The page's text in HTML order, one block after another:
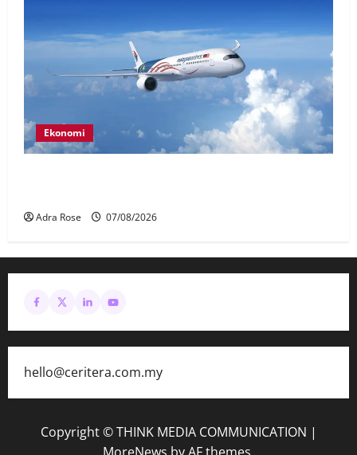
Ekonomi
Adra Rose 07/08/2026
hello@ceritera.com.my
Copyright © THINK MEDIA COMMUNICATION |